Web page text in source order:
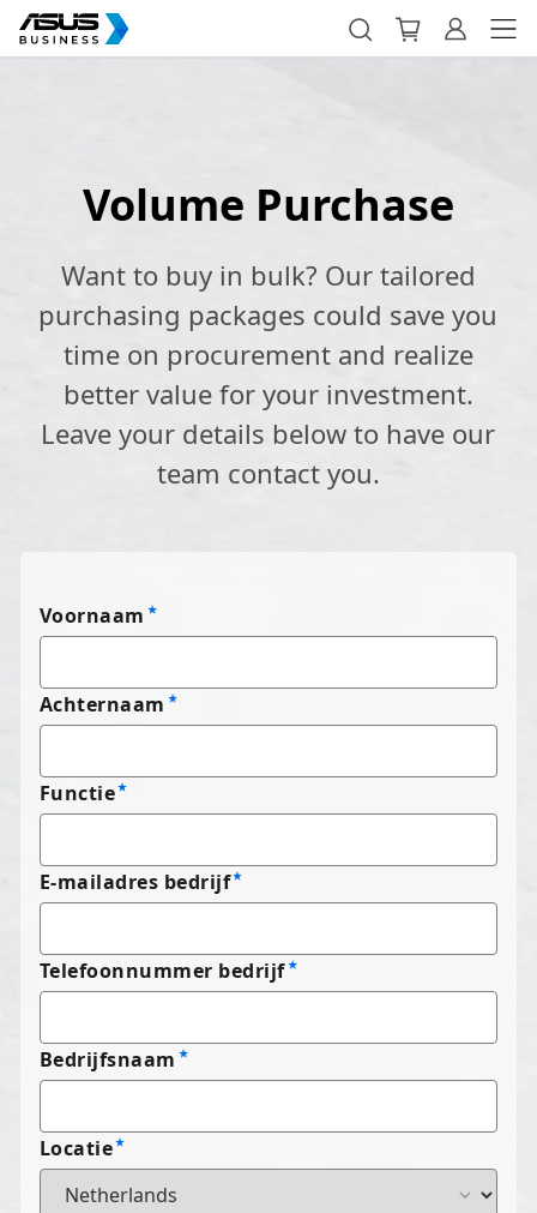
Volume Purchase
Want to buy in bulk? Our tailored
purchasing packages could save you
time on procurement and realize
better value for your investment.
Leave your details below to have our
team contact you.
Voornaam
Achternaam
Functie
E-mailadres bedrijf
Telefoonnummer bedrijf
Bedrijfsnaam
Locatie